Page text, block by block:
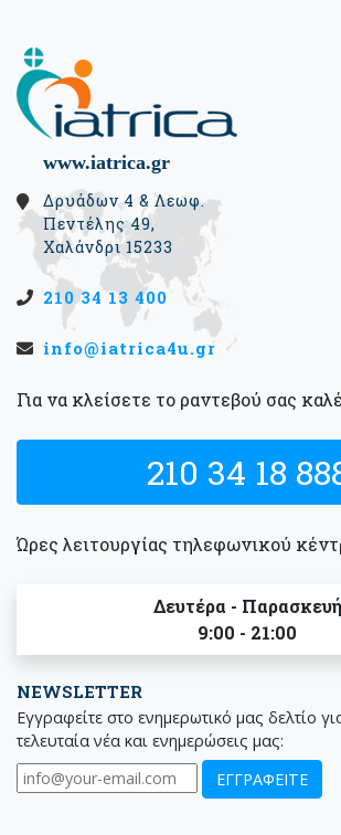
www.iatrica.gr
Δρυάδων 4 & Λεωφ.
Πεντέλης 49,
Χαλάνδρι 15233
210 34 13 400
info@iatrica4u.gr
Για να κλείσετε το ραντεβού σας
210 34 18
Ώρες λειτουργίας τηλεφωνικού
Δευτέρα - Παρασκευή
9:00 - 21:00
NEWSLETTER
Εγγραφείτε στο ενημερωτικό μας δελτίο
τελευταία νέα και ενημερώσεις μας: